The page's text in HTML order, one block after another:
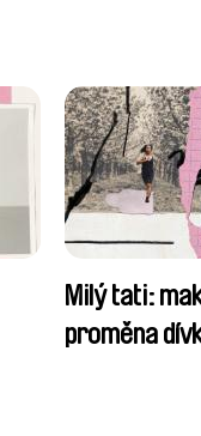
Milý tati:
proměna